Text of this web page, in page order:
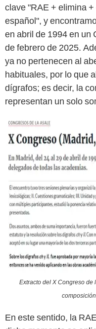
clave "RAE + elimina
español", y
en abril de 1994 en un
de febrero de 2025.
ya no pertenecen al
habituales, por lo que
dígrafos; es decir, la
representan un solo
Extracto del X Congreso de
En este sentido, la